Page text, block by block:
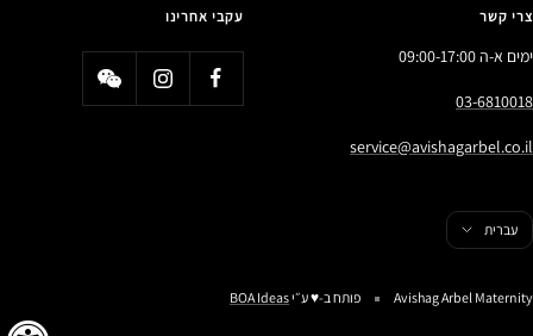
צרי קשר
ימים א-ה 09:00-17:00
03-6810018
service@avishagarbel.co.il
עקבי אחרינו
שפהעברית
Avishag Arbel Maternity פותח ב-♥️ ע״יBOA Ideas